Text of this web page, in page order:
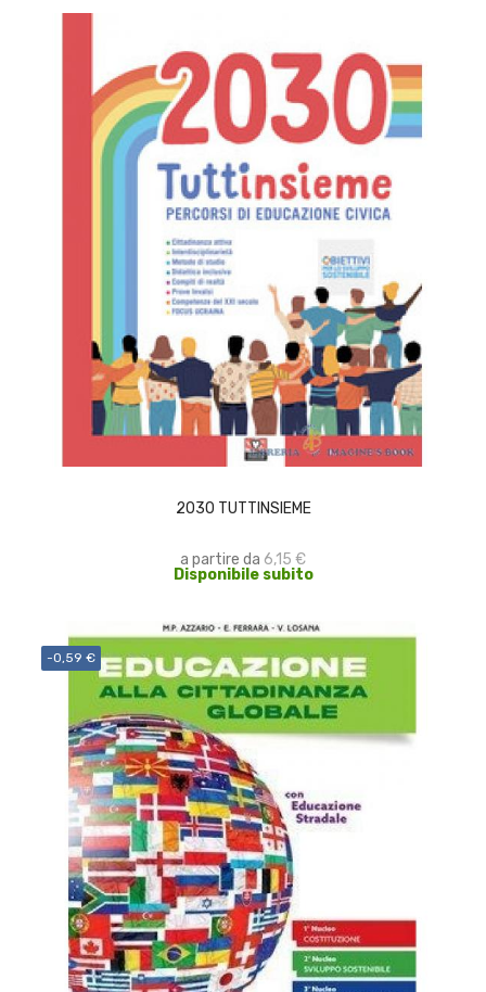
2030 TUTTINSIEME
a partire da 6,15 €
Disponibile subito
SCEGLI
-0,59 €